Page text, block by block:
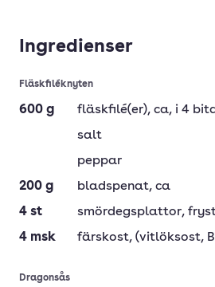
Ingredienser
Fläskfiléknyten
600 g fläskfilé(er), ca, i 4
salt
peppar
200 g bladspenat, ca
4 st smördegsplattor,
4 msk färskost, (vitlöksost,
Dragonsås